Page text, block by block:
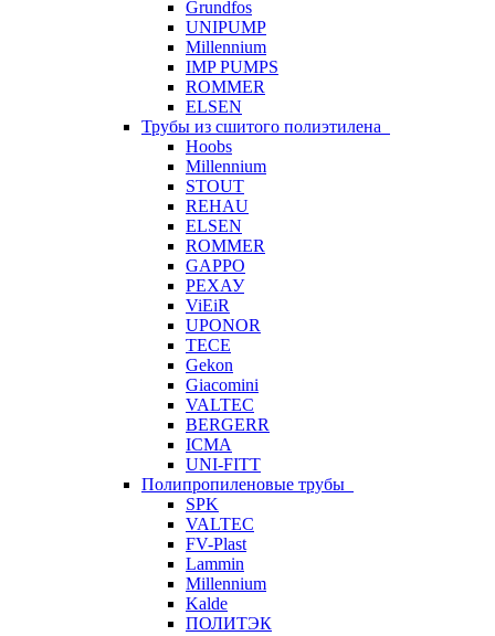
Grundfos
UNIPUMP
Millennium
IMP PUMPS
ROMMER
ELSEN
Трубы из сшитого полиэтилена
Hoobs
Millennium
STOUT
REHAU
ELSEN
ROMMER
GAPPO
РЕХАУ
ViEiR
UPONOR
TECE
Gekon
Giacomini
VALTEC
BERGERR
ICMA
UNI-FITT
Полипропиленовые трубы
SPK
VALTEC
FV-Plast
Lammin
Millennium
Kalde
ПОЛИТЭК